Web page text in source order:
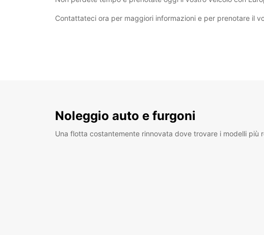
Contattateci ora per maggiori informazioni e per prenotare il
Noleggio auto e furgoni
Una flotta costantemente rinnovata dove trovare i modelli più